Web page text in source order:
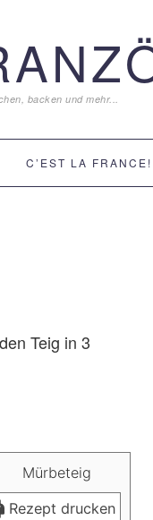
backen und mehr...
C’EST LA FRANCE!
Teig in 3
Rezept drucken